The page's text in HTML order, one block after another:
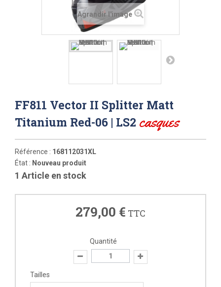
Agrandir l'image
FF811 Vector II Splitter Matt
Titanium Red-06 | LS2 casques
Référence : 168112031XL
État : Nouveau produit
1 Article en stock
279,00 € TTC
Quantité
Tailles